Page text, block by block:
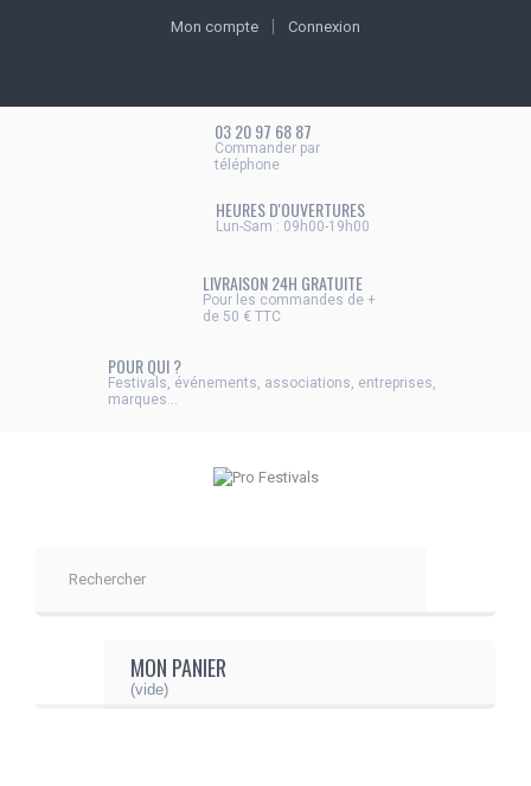
Mon compte Connexion
03 20 97 68 87
Commander par
téléphone
HEURES D'OUVERTURES
Lun-Sam : 09h00-19h00
LIVRAISON 24H GRATUITE
Pour les commandes de +
de 50 € TTC
POUR QUI ?
Festivals, événements, associations, entreprises,
marques...
MON PANIER
(vide)